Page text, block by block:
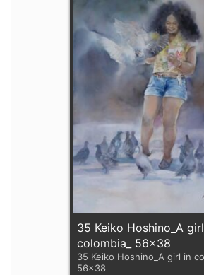
35 Keiko Hoshino_A
colombia_ 56x38
35 Keiko Hoshino_A girl in
56x38